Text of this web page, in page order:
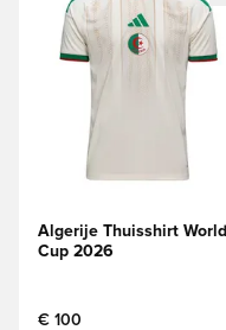
Algerije Thuisshirt World
Cup 2026
€ 100